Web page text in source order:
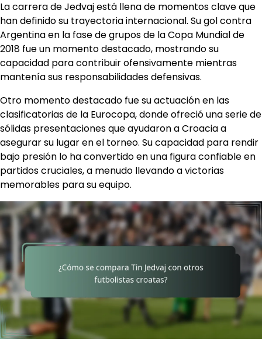
La carrera de Jedvaj está llena de momentos clave que
han definido su trayectoria internacional. Su gol contra
Argentina en la fase de grupos de la Copa Mundial de
2018 fue un momento destacado, mostrando su
capacidad para contribuir ofensivamente mientras
mantenía sus responsabilidades defensivas.
Otro momento destacado fue su actuación en las
clasificatorias de la Eurocopa, donde ofreció una serie de
sólidas presentaciones que ayudaron a Croacia a
asegurar su lugar en el torneo. Su capacidad para rendir
bajo presión lo ha convertido en una figura confiable en
partidos cruciales, a menudo llevando a victorias
memorables para su equipo.